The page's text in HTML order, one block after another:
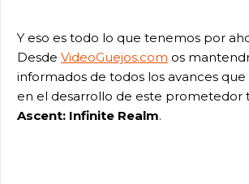
Y eso es todo lo que tenemos por
Desde VideoGuejos.com os
informados de todos los avances
en el desarrollo de este prometedor
Ascent: Infinite Realm.